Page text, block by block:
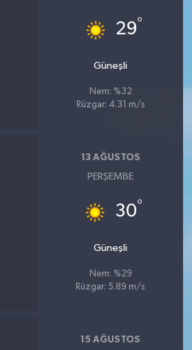
29°
Güneşli
Nem: %32
Rüzgar: 4.31 m/s
13 AĞUSTOS
PERŞEMBE
30°
Güneşli
Nem: %29
Rüzgar: 5.89 m/s
15 AĞUSTOS